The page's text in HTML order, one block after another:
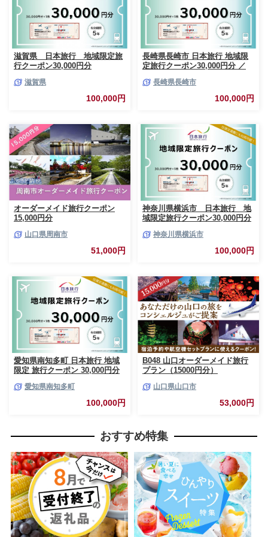
滋賀県 日本旅行 地域限定旅
行クーポン30,000円分
滋賀県
100,000円
長崎県長崎市 日本旅行 地域限
定旅行クーポン30,000円分 ／
光 旅行 旅行券 長崎県 長崎市
長崎県長崎市
100,000円
オーダーメイド旅行クーポン
15,000円分
山口県周南市
51,000円
神奈川県横浜市 日本旅行 地
域限定旅行クーポン30,000円分
神奈川県横浜市
100,000円
愛知県南知多町 日本旅行 地域
限定 旅行クーポン 30,000円分
アウトドア 温泉 リフレッシュ
家族 友人 カップル 愛知 南知多
愛知県南知多町
100,000円
B048 山口オーダーメイド旅行
プラン（15000円分）
山口県山口市
53,000円
おすすめ特集